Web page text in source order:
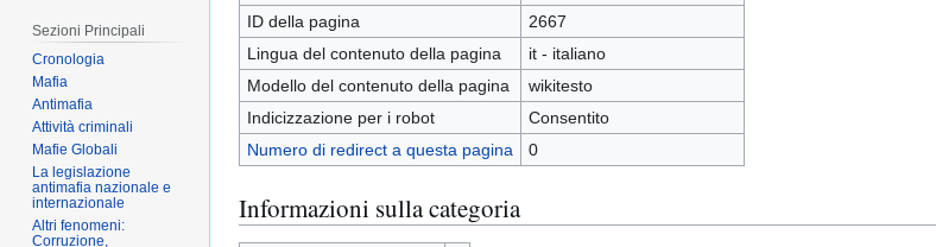
ID della pagina
2667
Lingua del contenuto della pagina
it - italiano
Modello del contenuto della pagina
wikitesto
Indicizzazione per i robot
Consentito
Numero di redirect a questa pagina
0
Informazioni sulla categoria
Sezioni Principali
Cronologia
Mafia
Antimafia
Attività criminali
Mafie Globali
La legislazione
antimafia nazionale e
internazionale
Altri fenomeni:
Corruzione,